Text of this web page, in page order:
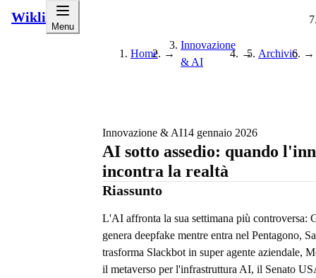
Wikli
Menu
Home →
Innovazione
& AI
→ Archivio →
Innovazione & AI14 gennaio 2026
AI sotto assedio: quando
incontra la realtà
Riassunto
L'AI affronta la sua settimana più controversa:
genera deepfake mentre entra nel Pentagono,
trasforma Slackbot in super agente aziendale,
il metaverso per l'infrastruttura AI, il Senato